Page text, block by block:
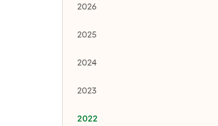
2026
2025
2024
2023
2022